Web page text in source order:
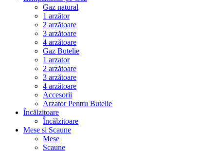
Gaz natural
1 arzător
2 arzătoare
3 arzătoare
4 arzătoare
Gaz Butelie
1 arzator
2 arzătoare
3 arzătoare
4 arzătoare
Accesorii
Arzator Pentru Butelie
Încălzitoare
Încălzitoare
Mese si Scaune
Mese
Scaune